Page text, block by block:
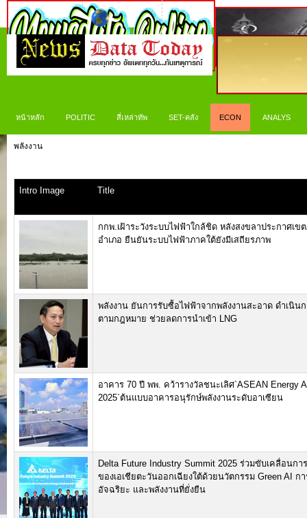
หน้าหลัก POLITIC สี่เหล่าทัพ SET-คลัง ECON ANALYS
พลังงาน
Intro Image Title
กกพ.เฝ้าระวังระบบไฟฟ้าใกล้ชิด หลังสงขลาประกาศเข
อำเภอ ยืนยันระบบไฟฟ้าภาคใต้ยังมีเสถียรภาพ
พลังงาน ยันการรับซื้อไฟฟ้าจากพลังงานสะอาด ดำเนิน
ตามกฎหมาย ช่วยลดการนำเข้า LNG
อาคาร 70 ปี พพ. คว้ารางวัลชนะเลิศ`ASEAN Energy
2025`ต้นแบบอาคารอนุรักษ์พลังงานระดับอาเซียน
Delta Future Industry Summit 2025 ร่วมขับเคลื่อนกา
ของเอเชียตะวันออกเฉียงใต้ด้วยนวัตกรรม Green AI ก
อัจฉริยะ และพลังงานที่ยั่งยืน